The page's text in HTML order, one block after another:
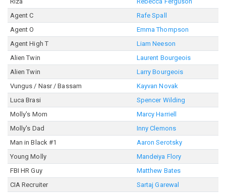
Agent C
Rafe Spall
Agent O
Emma Thompson
Agent High T
Liam Neeson
Alien Twin
Laurent Bourgeois
Alien Twin
Larry Bourgeois
Vungus / Nasr / Bassam
Kayvan Novak
Luca Brasi
Spencer Wilding
Molly's Mom
Marcy Harriell
Molly's Dad
Inny Clemons
Man in Black #1
Aaron Serotsky
Young Molly
Mandeiya Flory
FBI HR Guy
Matthew Bates
CIA Recruiter
Sartaj Garewal